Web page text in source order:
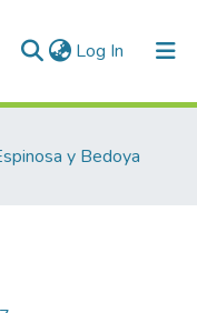
Log In (current)
y Bedoya